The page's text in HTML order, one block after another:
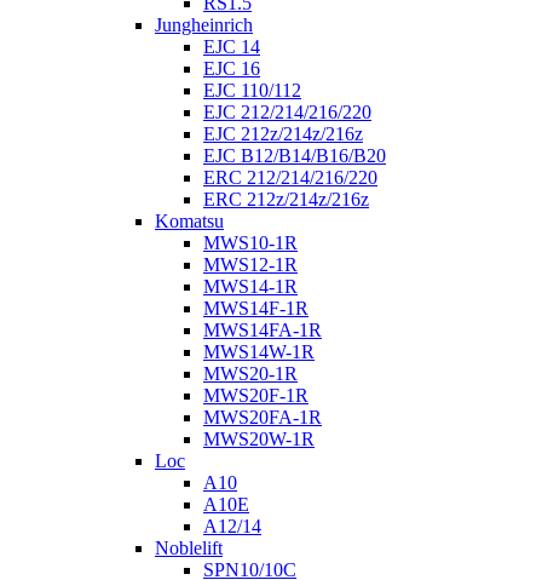
Jungheinrich
EJC 14
EJC 16
EJC 110/112
EJC 212/214/216/220
EJC 212z/214z/216z
EJC B12/B14/B16/B20
ERC 212/214/216/220
ERC 212z/214z/216z
Komatsu
MWS10-1R
MWS12-1R
MWS14-1R
MWS14F-1R
MWS14FA-1R
MWS14W-1R
MWS20-1R
MWS20F-1R
MWS20FA-1R
MWS20W-1R
Loc
A10
A10E
A12/14
Noblelift
SPN10/10C